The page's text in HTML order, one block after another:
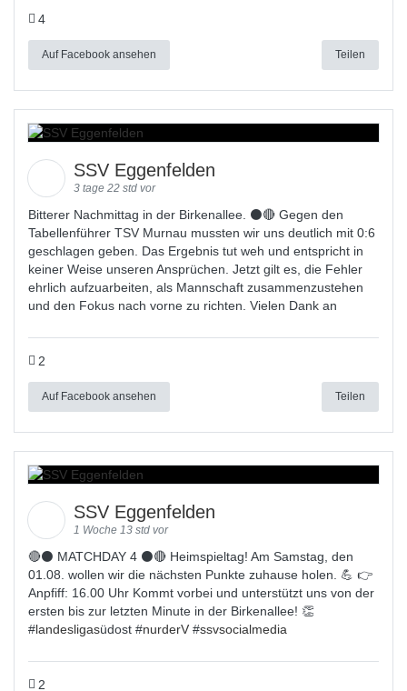
4
Auf Facebook ansehen Teilen
SSV Eggenfelden
3 tage 22 std vor
Bitterer Nachmittag in der Birkenallee. ⚫🔴 Gegen den
Tabellenführer TSV Murnau mussten wir uns deutlich mit 0:6
geschlagen geben. Das Ergebnis tut weh und entspricht in
keiner Weise unseren Ansprüchen. Jetzt gilt es, die Fehler
ehrlich aufzuarbeiten, als Mannschaft zusammenzustehen
und den Fokus nach vorne zu richten. Vielen Dank an
2
Auf Facebook ansehen Teilen
SSV Eggenfelden
1 Woche 13 std vor
🔴⚫ MATCHDAY 4 ⚫🔴 Heimspieltag! Am Samstag, den
01.08. wollen wir die nächsten Punkte zuhause holen. 💪 👉
Anpfiff: 16.00 Uhr Kommt vorbei und unterstützt uns von der
ersten bis zur letzten Minute in der Birkenallee! 👏
#landesligasüdost #nurderV #ssvsocialmedia
2